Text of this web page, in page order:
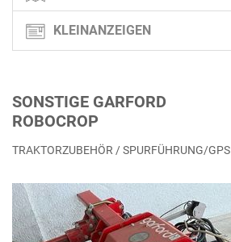
KLEINANZEIGEN
SONSTIGE GARFORD
ROBOCROP
TRAKTORZUBEHÖR / SPURFÜHRUNG/GPS